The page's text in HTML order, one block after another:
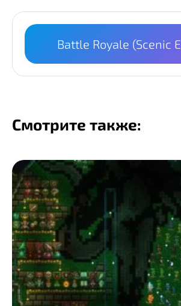
Battle Royale (Scenic
Смотрите также: